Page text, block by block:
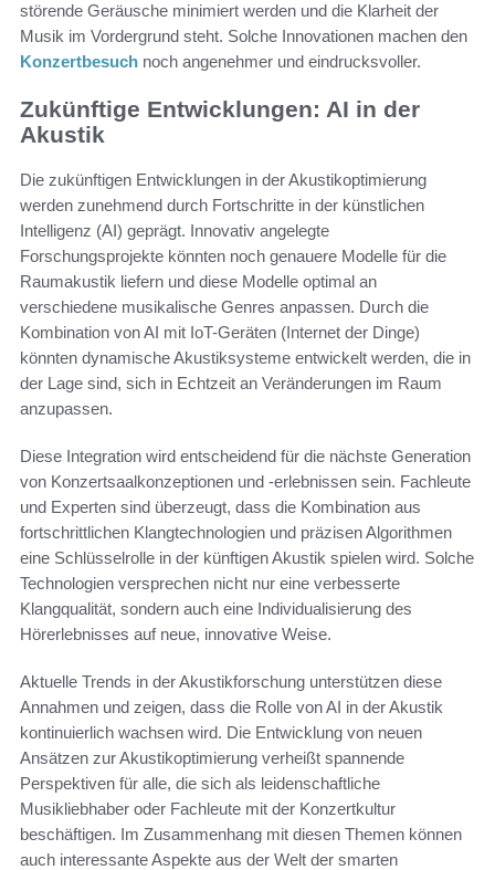
störende Geräusche minimiert werden und die Klarheit der
Musik im Vordergrund steht. Solche Innovationen machen den
Konzertbesuch noch angenehmer und eindrucksvoller.
Zukünftige Entwicklungen: AI in der
Akustik
Die zukünftigen Entwicklungen in der Akustikoptimierung
werden zunehmend durch Fortschritte in der künstlichen
Intelligenz (AI) geprägt. Innovativ angelegte
Forschungsprojekte könnten noch genauere Modelle für die
Raumakustik liefern und diese Modelle optimal an
verschiedene musikalische Genres anpassen. Durch die
Kombination von AI mit IoT-Geräten (Internet der Dinge)
könnten dynamische Akustiksysteme entwickelt werden, die in
der Lage sind, sich in Echtzeit an Veränderungen im Raum
anzupassen.
Diese Integration wird entscheidend für die nächste Generation
von Konzertsaalkonzeptionen und -erlebnissen sein. Fachleute
und Experten sind überzeugt, dass die Kombination aus
fortschrittlichen Klangtechnologien und präzisen Algorithmen
eine Schlüsselrolle in der künftigen Akustik spielen wird. Solche
Technologien versprechen nicht nur eine verbesserte
Klangqualität, sondern auch eine Individualisierung des
Hörerlebnisses auf neue, innovative Weise.
Aktuelle Trends in der Akustikforschung unterstützen diese
Annahmen und zeigen, dass die Rolle von AI in der Akustik
kontinuierlich wachsen wird. Die Entwicklung von neuen
Ansätzen zur Akustikoptimierung verheißt spannende
Perspektiven für alle, die sich als leidenschaftliche
Musikliebhaber oder Fachleute mit der Konzertkultur
beschäftigen. Im Zusammenhang mit diesen Themen können
auch interessante Aspekte aus der Welt der smarten